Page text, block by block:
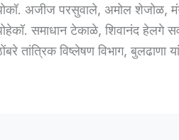
अजीज परसुवाले, अमोल शेजोळ,
समाधान टेकाळे, शिवानंद हेलगे
तांत्रिक विष्लेषण विभाग, बुलढाणा